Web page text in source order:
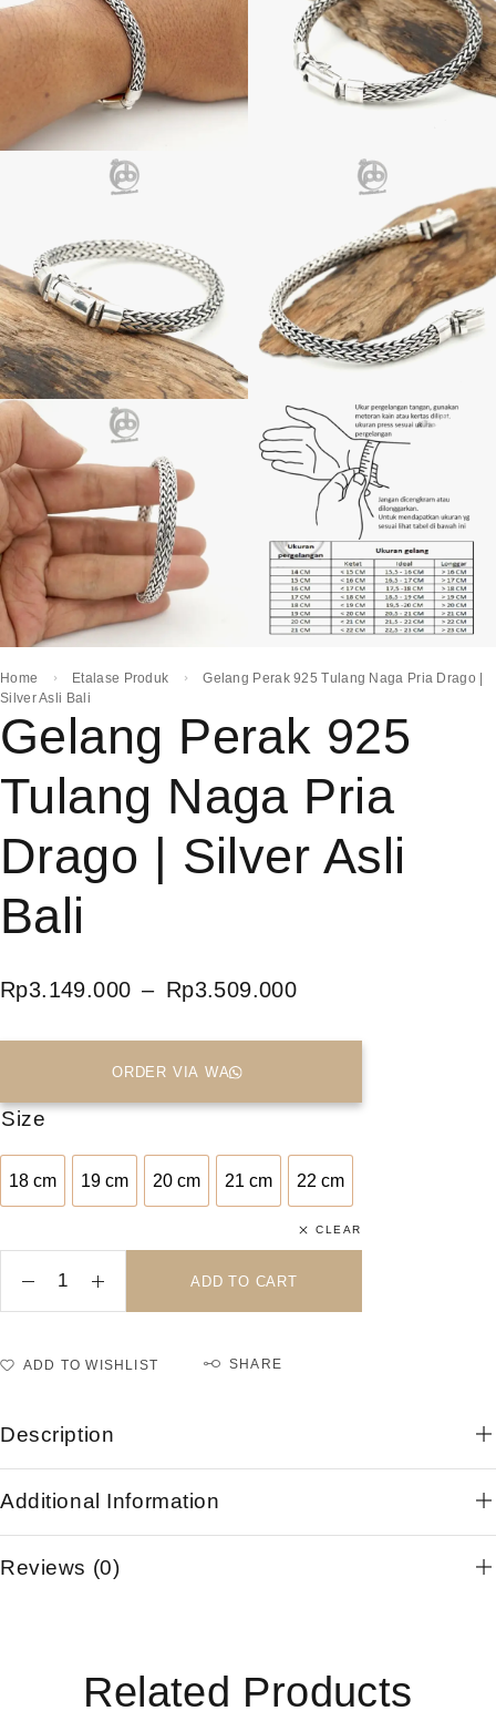
Home Etalase Produk
Gelang Perak 925 Tulang Naga Pria Drago |
Silver Asli Bali
Gelang Perak 925
Tulang Naga Pria
Drago | Silver Asli
Bali
Rp3.149.000 – Rp3.509.000
ORDER VIA WA
Size
18 cm
18 cm
19 cm
19 CM
20 cm
20 CM
21 cm
21 CM
22 cm
22 CM
CLEAR
ADD TO CART
ADD TO WISHLIST SHARE
Description
Additional Information
Reviews (0)
Related Products